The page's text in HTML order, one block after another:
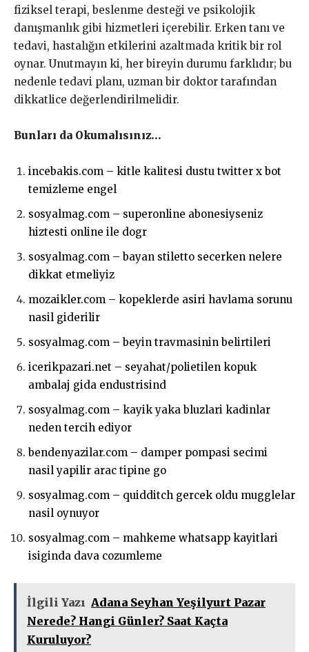
fiziksel terapi, beslenme desteği ve psikolojik
danışmanlık gibi hizmetleri içerebilir. Erken tanı ve
tedavi, hastalığın etkilerini azaltmada kritik bir rol
oynar. Unutmayın ki, her bireyin durumu farklıdır; bu
nedenle tedavi planı, uzman bir doktor tarafından
dikkatlice değerlendirilmelidir.
Bunları da Okumalısınız…
incebakis.com – kitle kalitesi dustu twitter x bot
temizleme engel
sosyalmag.com – superonline abonesiyseniz
hiztesti online ile dogr
sosyalmag.com – bayan stiletto secerken nelere
dikkat etmeliyiz
mozaikler.com – kopeklerde asiri havlama sorunu
nasil giderilir
sosyalmag.com – beyin travmasinin belirtileri
icerikpazari.net – seyahat/polietilen kopuk
ambalaj gida endustrisind
sosyalmag.com – kayik yaka bluzlari kadinlar
neden tercih ediyor
bendenyazilar.com – damper pompasi secimi
nasil yapilir arac tipine go
sosyalmag.com – quidditch gercek oldu mugglelar
nasil oynuyor
sosyalmag.com – mahkeme whatsapp kayitlari
isiginda dava cozumleme
İlgili Yazı Adana Seyhan Yeşilyurt Pazar
Nerede? Hangi Günler? Saat Kaçta
Kuruluyor?